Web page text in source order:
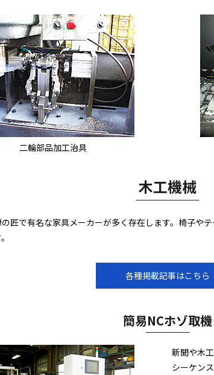
二輪部品加工治具
木工機械
匠で有名な家具メーカーが多く存在します。椅子や
各種掲載記事はこちら
簡易NCホゾ取機
新聞や木
シーケン